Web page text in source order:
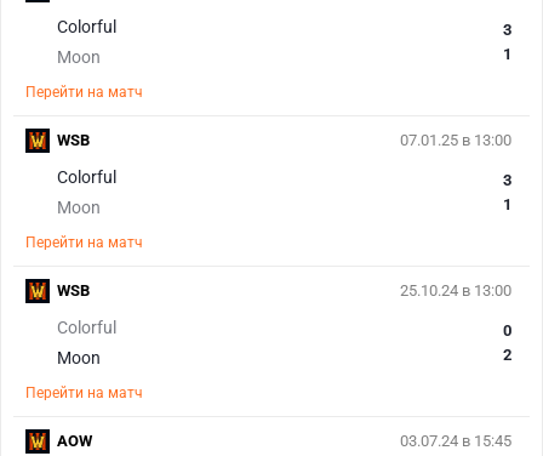
Colorful
Moon
3
1
Перейти на матч
07.01.25 в 13:00
Colorful
Moon
3
1
Перейти на матч
WSB
25.10.24 в 13:00
Colorful
Moon
0
2
Перейти на матч
WSB
03.07.24 в 15:45
AOW